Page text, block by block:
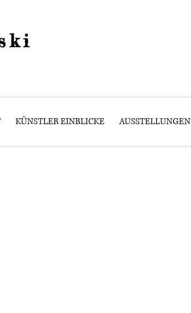
KÜNSTLER EINBLICKE AUSSTELLUNGEN